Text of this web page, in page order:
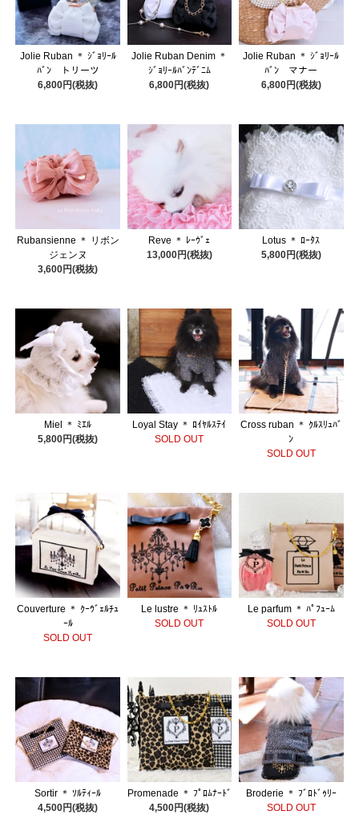
Jolie Ruban ＊ ｼﾞｮﾘｰﾙ
ﾊﾞﾝ トリーツ
6,800円(税抜)
Jolie Ruban Denim ＊
ｼﾞｮﾘｰﾙﾊﾞﾝﾃﾞﾆﾑ
6,800円(税抜)
Jolie Ruban ＊ ｼﾞｮﾘｰﾙ
ﾊﾞﾝ マナー
6,800円(税抜)
Rubansienne ＊ リボン
ジェンヌ
3,600円(税抜)
Reve ＊ ﾚｰｳﾞｪ
13,000円(税抜)
Lotus ＊ ﾛｰﾀｽ
5,800円(税抜)
Miel ＊ ﾐｴﾙ
5,800円(税抜)
Loyal Stay ＊ ﾛｲﾔﾙｽﾃｲ
SOLD OUT
Cross ruban ＊ ｸﾙｽﾘｭﾊﾞ
ﾝ
SOLD OUT
Couverture ＊ ｸｰｳﾞｪﾙﾁｭ
ｰﾙ
SOLD OUT
Le lustre ＊ ﾘｭｽﾄﾙ
SOLD OUT
Le parfum ＊ ﾊﾟﾌｭｰﾑ
SOLD OUT
Sortir ＊ ｿﾙﾃｨｰﾙ
4,500円(税抜)
Promenade ＊ ﾌﾟﾛﾑﾅｰﾄﾞ
4,500円(税抜)
Broderie ＊ ﾌﾞﾛﾄﾞｩﾘｰ
SOLD OUT